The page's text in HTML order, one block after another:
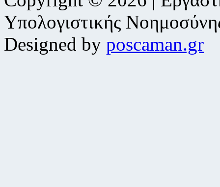
Υπολογιστικής
Designed by poscaman.gr